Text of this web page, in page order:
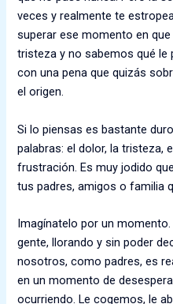
veces y realmente te
superar ese momento en
tristeza y no sabemos qué le
con una pena que quizás
el origen.
Si lo piensas es bastante
palabras: el dolor, la tristeza,
frustración. Es muy jodido
tus padres, amigos o familia
Imagínatelo por un
gente, llorando y sin poder
nosotros, como padres, es
en un momento de
ocurriendo. Le cogemos, le